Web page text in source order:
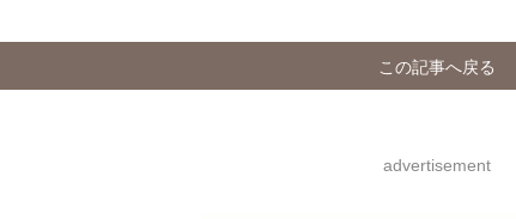
この記事へ戻る
advertisement